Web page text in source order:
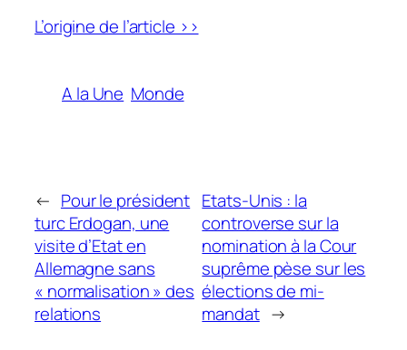
L’origine de l’article >>
A la Une Monde
← Pour le président
turc Erdogan, une
visite d’Etat en
Allemagne sans
« normalisation » des
relations
Etats-Unis : la
controverse sur la
nomination à la Cour
suprême pèse sur les
élections de mi-
mandat →